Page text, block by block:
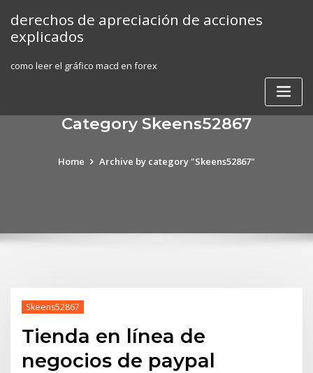
content
derechos de apreciación de acciones
explicados
como leer el gráfico macd en forex
Category Skeens52867
Home Archive by category "Skeens52867"
Skeens52867
Tienda en línea de
negocios de paypal